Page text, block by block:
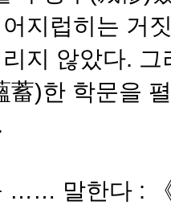
지럽히는 거
지 않았다.
蓄)한 학문을
…… 말한다 :